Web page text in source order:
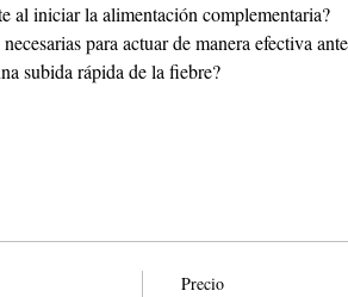
al iniciar la alimentación complementaria?
para actuar de manera efectiva
subida rápida de la fiebre?
Precio